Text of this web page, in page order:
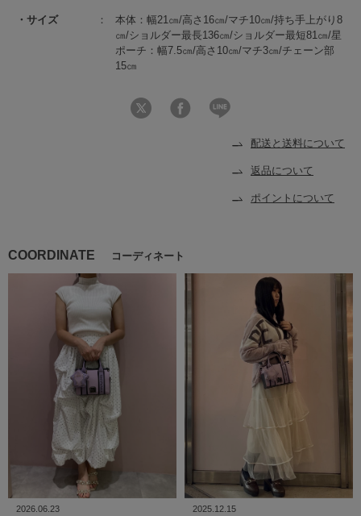
サイズ
本体：幅21㎝/高さ16㎝/マチ10㎝/持ち手上がり8
㎝/ショルダー最長136㎝/ショルダー最短81㎝/星
ポーチ：幅7.5㎝/高さ10㎝/マチ3㎝/チェーン部
15㎝
配送と送料について
返品について
ポイントについて
COORDINATE コーディネート
2026.06.23 2025.12.15